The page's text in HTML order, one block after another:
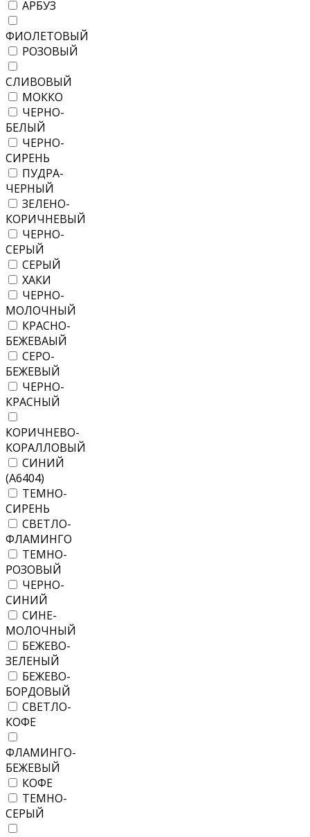
АРБУЗ
ФИОЛЕТОВЫЙ
РОЗОВЫЙ
СЛИВОВЫЙ
МОККО
ЧЕРНО-
БЕЛЫЙ
ЧЕРНО-
СИРЕНЬ
ПУДРА-
ЧЕРНЫЙ
ЗЕЛЕНО-
КОРИЧНЕВЫЙ
ЧЕРНО-
СЕРЫЙ
СЕРЫЙ
ХАКИ
ЧЕРНО-
МОЛОЧНЫЙ
КРАСНО-
БЕЖЕВАЫЙ
СЕРО-
БЕЖЕВЫЙ
ЧЕРНО-
КРАСНЫЙ
КОРИЧНЕВО-
КОРАЛЛОВЫЙ
СИНИЙ
(А6404)
ТЕМНО-
СИРЕНЬ
СВЕТЛО-
ФЛАМИНГО
ТЕМНО-
РОЗОВЫЙ
ЧЕРНО-
СИНИЙ
СИНЕ-
МОЛОЧНЫЙ
БЕЖЕВО-
ЗЕЛЕНЫЙ
БЕЖЕВО-
БОРДОВЫЙ
СВЕТЛО-
КОФЕ
ФЛАМИНГО-
БЕЖЕВЫЙ
КОФЕ
ТЕМНО-
СЕРЫЙ